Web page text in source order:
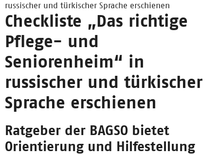
russischer und türkischer Sprache erschienen
Checkliste „Das richtige
Pflege- und
Seniorenheim“ in
russischer und türkischer
Sprache erschienen
Ratgeber der BAGSO bietet
Orientierung und Hilfestellung